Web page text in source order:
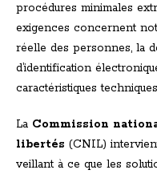
procédures minimales
exigences concernent
réelle des personnes, la
d’identification
caractéristiques
La Commission
libertés (CNIL)
veillant à ce que les